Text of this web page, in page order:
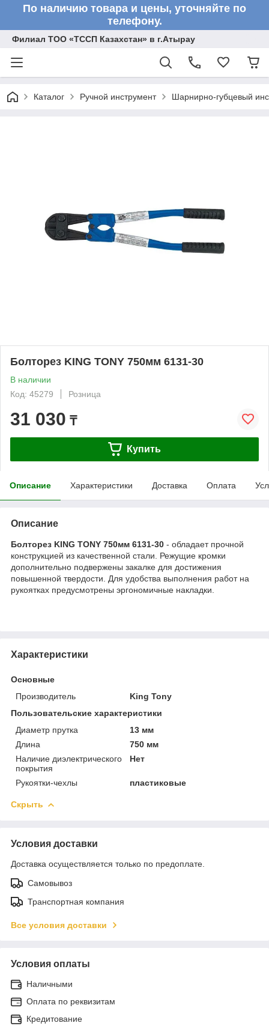
По наличию товара и цены, уточняйте по
телефону.
Филиал ТОО «ТССП Казахстан» в г.Атырау
Каталог Ручной инструмент Шарнирно-губцевый
Болторез KING TONY 750мм 6131-30
В наличии
Код: 45279
Розница
31 030 ₸
Купить
Описание Характеристики Доставка Оплата
Описание
Болторез KING TONY 750мм 6131-30 - обладает прочной
конструкцией из качественной стали. Режущие кромки
дополнительно подвержены закалке для достижения
повышенной твердости. Для удобства выполнения работ на
рукоятках предусмотрены эргономичные накладки.
Характеристики
Основные
Производитель
King Tony
Пользовательские характеристики
Диаметр прутка
13 мм
Длина
750 мм
Наличие диэлектрического
покрытия
Нет
Рукоятки-чехлы пластиковые
Скрыть
Условия доставки
Доставка осуществляется только по предоплате.
Самовывоз
Транспортная компания
Все условия доставки
Условия оплаты
Наличными
Оплата по реквизитам
Кредитование